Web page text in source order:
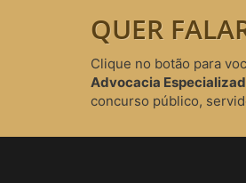
QUER
Clique no botão para
Advocacia
concurso público,